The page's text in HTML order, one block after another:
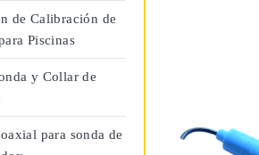
de Calibración de
Piscinas
y Collar de
para sonda de